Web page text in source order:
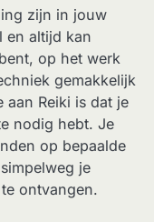
zijn in jouw
en altijd kan
op het werk
gemakkelijk
aan Reiki is dat je
nodig hebt. Je
op bepaalde
je
ontvangen.